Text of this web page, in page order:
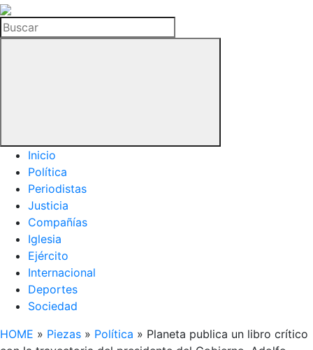
La
Hemeroteca
del
Buscar
Inicio
Política
Periodistas
Justicia
Compañías
Iglesia
Ejército
Internacional
Deportes
Sociedad
HOME » Piezas » Política » Planeta publica un libro crítico